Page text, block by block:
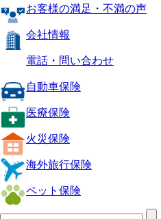
お客様の満足・不満の声
会社情報
電話・問い合わせ
自動車保険
医療保険
火災保険
海外旅行保険
ペット保険